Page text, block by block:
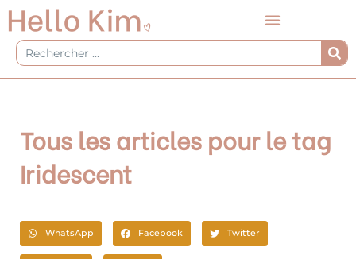
Aller
au
contenu
Rechercher
Tous les articles pour le tag
Iridescent
WhatsApp Facebook Twitter